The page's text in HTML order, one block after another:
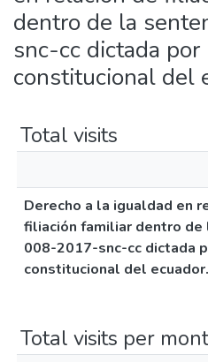
dentro de la
snc-cc dictada
constitucional del
Total visits
Derecho a la igualdad en
filiación familiar dentro de
008-2017-snc-cc dictada
constitucional del ecuador.
Total visits per